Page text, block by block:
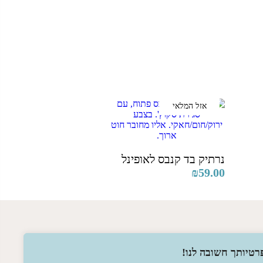
חשובה לנו!
נרתיק בד קנבס לאופינל
אזל המלאי
₪59.00